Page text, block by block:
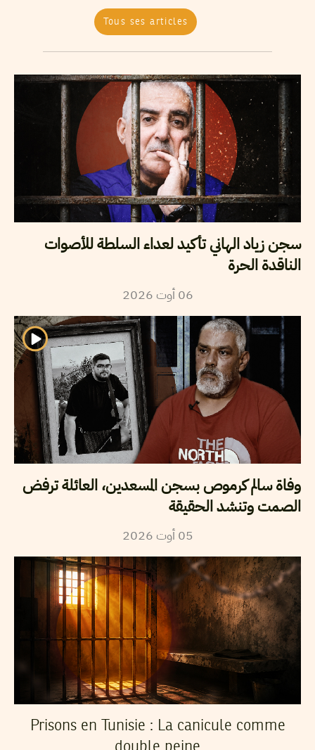
Tous ses articles
سجن زياد الهاني تأكيد لعداء السلطة للأصوات
الناقدة الحرة
06 أوت2026
وفاة سالم كرموص بسجن المسعدين، العائلة ترفض
الصمت وتنشد الحقيقة
05 أوت2026
Prisons en Tunisie : La canicule comme